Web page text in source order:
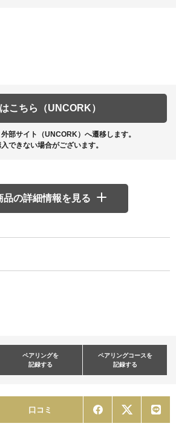
こちら（UNCORK）
部サイト（UNCORK）へ遷移します。
できない場合がございます。
品の詳細情報を見る
ペアリングを
記録する
ペアリングコースを
記録する
口コミ